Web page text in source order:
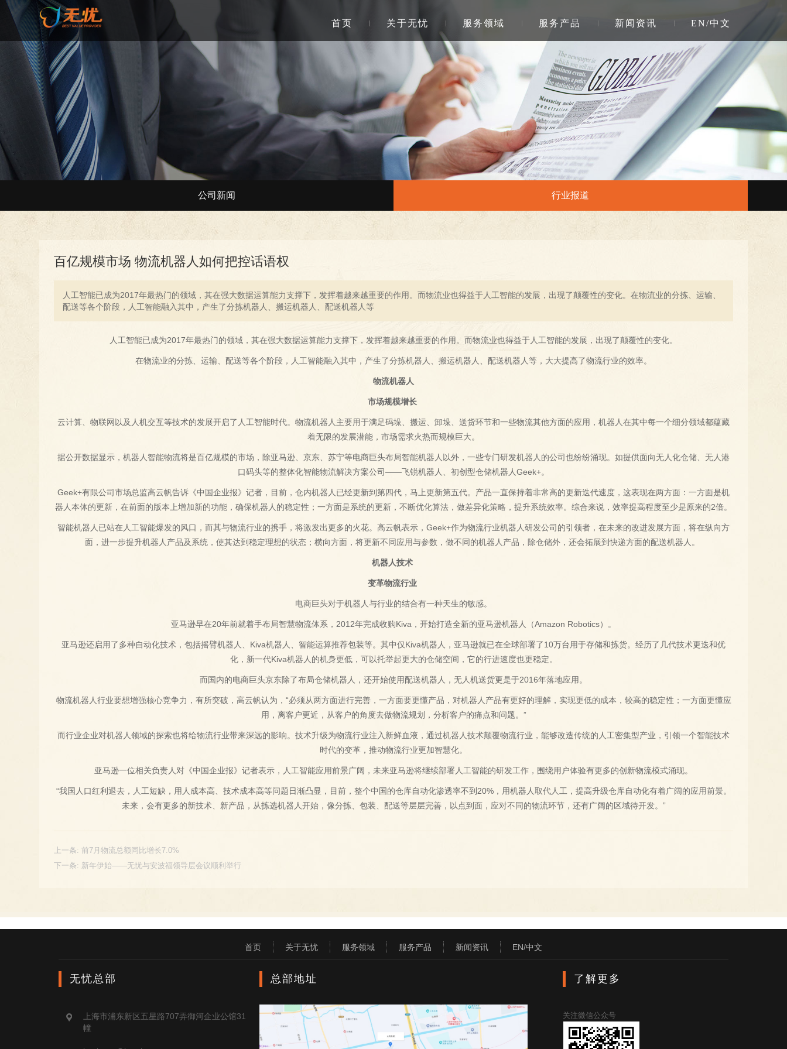
首页 关于无忧 服务领域 服务产品 新闻资讯 EN/中文
公司新闻 行业报道
百亿规模市场 物流机器人如何把控话语权
人工智能已成为2017年最热门的领域，其在强大数据运算能力支撑下，发挥着越来越重要的作用。而物流业也得益于人工智能的发展，出现了颠覆性的变化。在物流业的分拣、运输、
配送等各个阶段，人工智能融入其中，产生了分拣机器人、搬运机器人、配送机器人等
人工智能已成为2017年最热门的领域，其在强大数据运算能力支撑下，发挥着越来越重要的作用。而物流业也得益于人工智能的发展，出现了颠覆性的变化。
在物流业的分拣、运输、配送等各个阶段，人工智能融入其中，产生了分拣机器人、搬运机器人、配送机器人等，大大提高了物流行业的效率。
物流机器人
市场规模增长
云计算、物联网以及人机交互等技术的发展开启了人工智能时代。物流机器人主要用于满足码垛、搬运、卸垛、送货环节和一些物流其他方面的应用，机器人在其中每一个细分领域都蕴藏
着无限的发展潜能，市场需求火热而规模巨大。
据公开数据显示，机器人智能物流将是百亿规模的市场，除亚马逊、京东、苏宁等电商巨头布局智能机器人以外，一些专门研发机器人的公司也纷纷涌现。如提供面向无人化仓储、无人港
口码头等的整体化智能物流解决方案公司——飞锐机器人、初创型仓储机器人Geek+。
Geek+有限公司市场总监高云帆告诉《中国企业报》记者，目前，仓内机器人已经更新到第四代，马上更新第五代。产品一直保持着非常高的更新迭代速度，这表现在两方面：一方面是机
器人本体的更新，在前面的版本上增加新的功能，确保机器人的稳定性；一方面是系统的更新，不断优化算法，做差异化策略，提升系统效率。综合来说，效率提高程度至少是原来的2倍。
智能机器人已站在人工智能爆发的风口，而其与物流行业的携手，将激发出更多的火花。高云帆表示，Geek+作为物流行业机器人研发公司的引领者，在未来的改进发展方面，将在纵向方
面，进一步提升机器人产品及系统，使其达到稳定理想的状态；横向方面，将更新不同应用与参数，做不同的机器人产品，除仓储外，还会拓展到快递方面的配送机器人。
机器人技术
变革物流行业
电商巨头对于机器人与行业的结合有一种天生的敏感。
亚马逊早在20年前就着手布局智慧物流体系，2012年完成收购Kiva，开始打造全新的亚马逊机器人（Amazon Robotics）。
亚马逊还启用了多种自动化技术，包括摇臂机器人、Kiva机器人、智能运算推荐包装等。其中仅Kiva机器人，亚马逊就已在全球部署了10万台用于存储和拣货。经历了几代技术更迭和优
化，新一代Kiva机器人的机身更低，可以托举起更大的仓储空间，它的行进速度也更稳定。
而国内的电商巨头京东除了布局仓储机器人，还开始使用配送机器人，无人机送货更是于2016年落地应用。
物流机器人行业要想增强核心竞争力，有所突破，高云帆认为，“必须从两方面进行完善，一方面要更懂产品，对机器人产品有更好的理解，实现更低的成本，较高的稳定性；一方面更懂应
用，离客户更近，从客户的角度去做物流规划，分析客户的痛点和问题。”
而行业企业对机器人领域的探索也将给物流行业带来深远的影响。技术升级为物流行业注入新鲜血液，通过机器人技术颠覆物流行业，能够改造传统的人工密集型产业，引领一个智能技术
时代的变革，推动物流行业更加智慧化。
亚马逊一位相关负责人对《中国企业报》记者表示，人工智能应用前景广阔，未来亚马逊将继续部署人工智能的研发工作，围绕用户体验有更多的创新物流模式涌现。
“我国人口红利退去，人工短缺，用人成本高、技术成本高等问题日渐凸显，目前，整个中国的仓库自动化渗透率不到20%，用机器人取代人工，提高升级仓库自动化有着广阔的应用前景。
未来，会有更多的新技术、新产品，从拣选机器人开始，像分拣、包装、配送等层层完善，以点到面，应对不同的物流环节，还有广阔的区域待开发。”
上一条: 前7月物流总额同比增长7.0%
下一条: 新年伊始——无忧与安波福领导层会议顺利举行
首页 关于无忧 服务领域 服务产品 新闻资讯 EN/中文
无忧总部
上海市浦东新区五星路707弄御河企业公馆31
幢
总部地址 了解更多
关注微信公众号